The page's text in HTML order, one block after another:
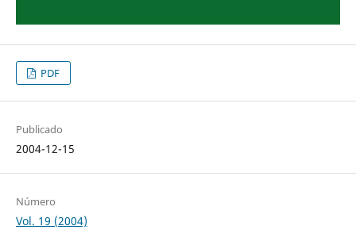
PDF
Publicado
2004-12-15
Número
Vol. 19 (2004)